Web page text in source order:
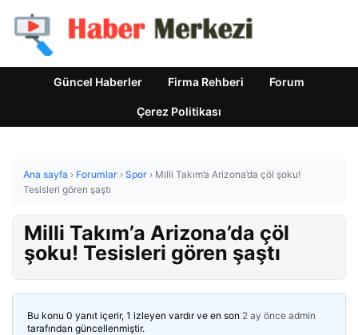
Güncel Haberler Firma Rehberi Forum
Çerez Politikası
Ana sayfa › Forumlar › Spor › Milli Takım’a Arizona’da çöl şoku!
Tesisleri gören şaştı
Milli Takım’a Arizona’da çöl
şoku! Tesisleri gören şaştı
Bu konu 0 yanıt içerir, 1 izleyen vardır ve en son 2 ay önce admin
tarafından güncellenmiştir.